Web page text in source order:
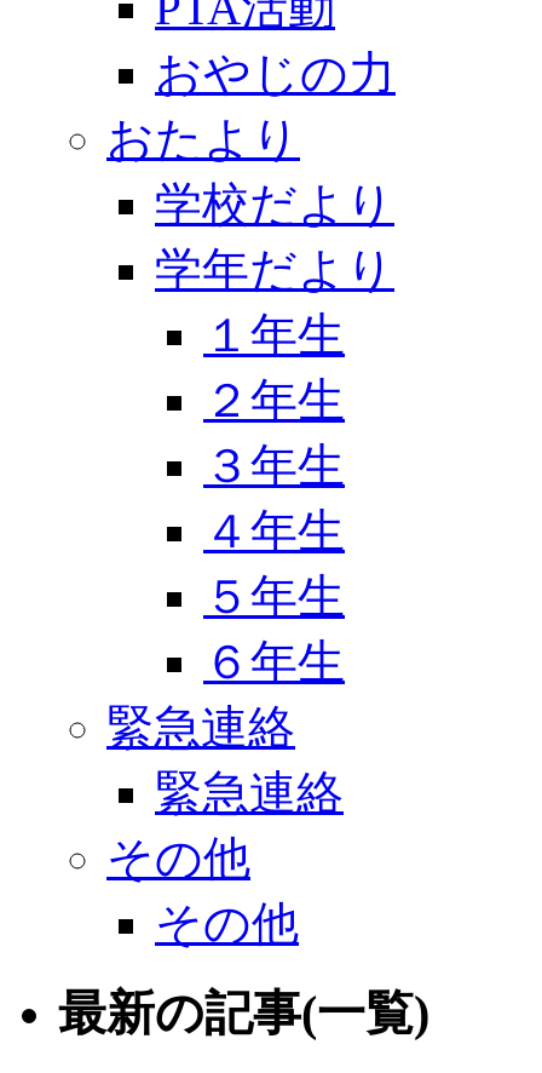
おやじの力
おたより
学校だより
学年だより
１年生
２年生
３年生
４年生
５年生
６年生
緊急連絡
緊急連絡
その他
その他
最新の記事(一覧)